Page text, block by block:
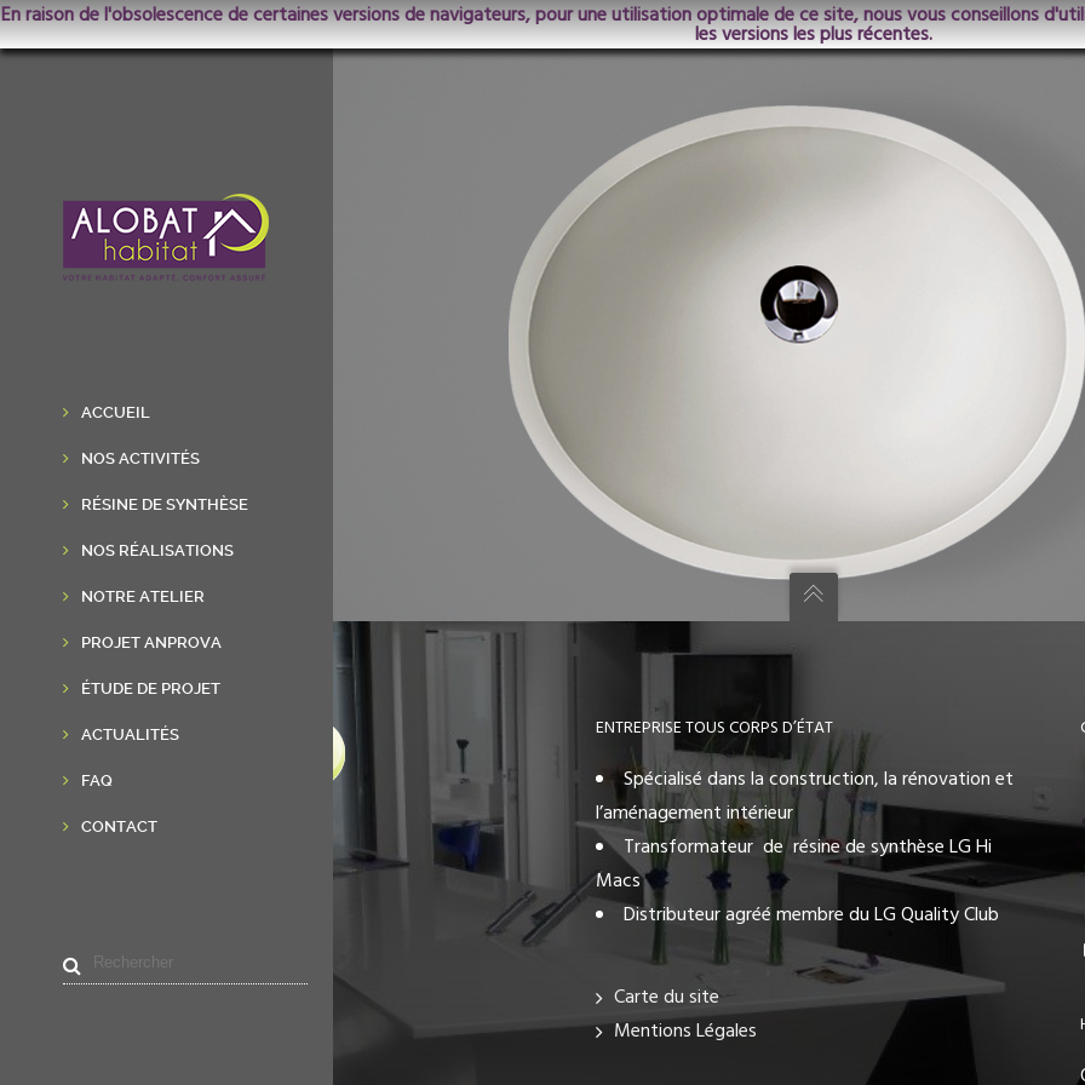
En raison de l'obsolescence de certaines versions de navigateurs, pour une utilisation optimale de ce site, nous vous conseillons
les versions les plus récentes.
ACCUEIL
NOS ACTIVITÉS
RÉSINE DE SYNTHÈSE
NOS RÉALISATIONS
NOTRE ATELIER
PROJET ANPROVA
ÉTUDE DE PROJET
ACTUALITÉS
FAQ
CONTACT
Résine de synthèse
ENTREPRISE TOUS CORPS D’ÉTAT
Spécialisé dans la construction, la rénovation et
l’aménagement intérieur
Transformateur de résine de synthèse LG Hi
Macs
Distributeur agréé membre du LG Quality Club
Carte du site
Mentions Légales